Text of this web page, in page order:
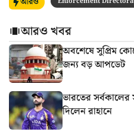
আরও খবর
অবশেষে সুপ্রিম
জন্য বড় আপডেট
ভারতের সর্বকালের
দিলেন রাহানে